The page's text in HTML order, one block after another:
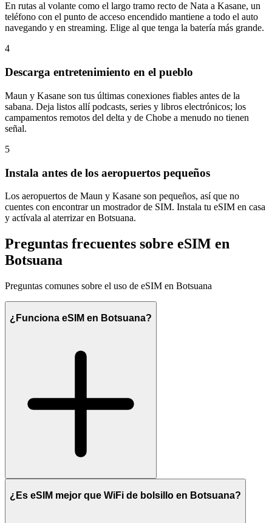
En rutas al volante como el largo tramo recto de Nata a Kasane, un
teléfono con el punto de acceso encendido mantiene a todo el auto
navegando y en streaming. Elige al que tenga la batería más grande.
4
Descarga entretenimiento en el pueblo
Maun y Kasane son tus últimas conexiones fiables antes de la
sabana. Deja listos allí podcasts, series y libros electrónicos; los
campamentos remotos del delta y de Chobe a menudo no tienen
señal.
5
Instala antes de los aeropuertos pequeños
Los aeropuertos de Maun y Kasane son pequeños, así que no
cuentes con encontrar un mostrador de SIM. Instala tu eSIM en casa
y actívala al aterrizar en Botsuana.
Preguntas frecuentes sobre eSIM en
Botsuana
Preguntas comunes sobre el uso de eSIM en Botsuana
¿Funciona eSIM en Botsuana?
¿Es eSIM mejor que WiFi de bolsillo en Botsuana?